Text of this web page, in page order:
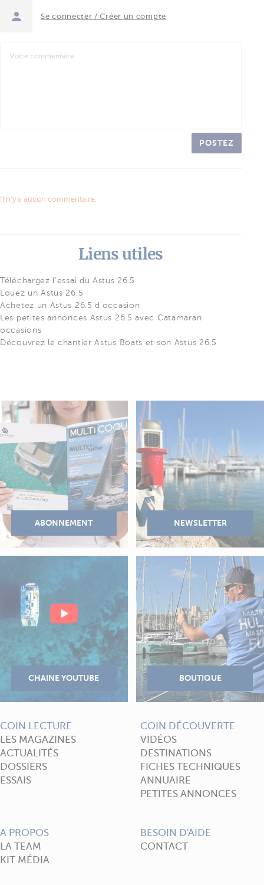
Se connecter / Créer un compte
POSTEZ
Il n'y a aucun commentaire.
Liens utiles
Téléchargez l'essai du Astus 26.5
Louez un Astus 26.5
Achetez un Astus 26.5 d'occasion
Les petites annonces Astus 26.5 avec Catamaran
occasions
Découvrez le chantier Astus Boats et son Astus 26.5
COIN LECTURE
LES MAGAZINES
ACTUALITÉS
DOSSIERS
ESSAIS
COIN DÉCOUVERTE
VIDÉOS
DESTINATIONS
FICHES TECHNIQUES
ANNUAIRE
PETITES ANNONCES
A PROPOS
LA TEAM
KIT MÉDIA
BESOIN D'AIDE
CONTACT